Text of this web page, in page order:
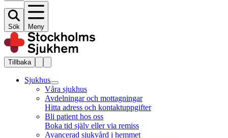
Sök Meny
Tillbaka
Sjukhus
Våra sjukhus
Avdelningar och mottagningar
Hitta adress och kontaktuppgifter
Bli patient hos oss
Boka tid själv eller via remiss
Avancerad sjukvård i hemmet